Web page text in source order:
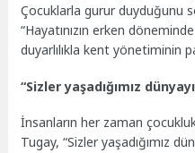
Çocuklarla gurur duyduğunu
“Hayatınızın erken
duyarlılıkla kent yönetiminin
“Sizler yaşadığımız
İnsanların her zaman
Tugay, “Sizler yaşadığımız